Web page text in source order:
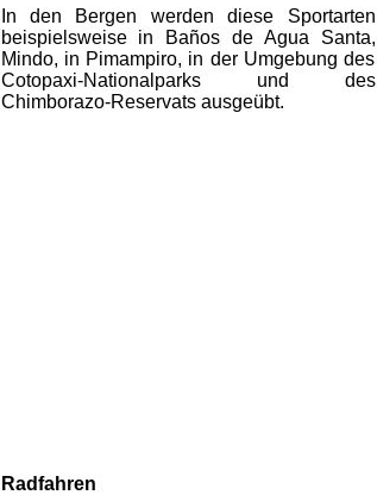
In den Bergen werden diese Sportarten
beispielsweise in Baños de Agua Santa,
Mindo, in Pimampiro, in der Umgebung des
Cotopaxi-Nationalparks und des
Chimborazo-Reservats ausgeübt.
Radfahren